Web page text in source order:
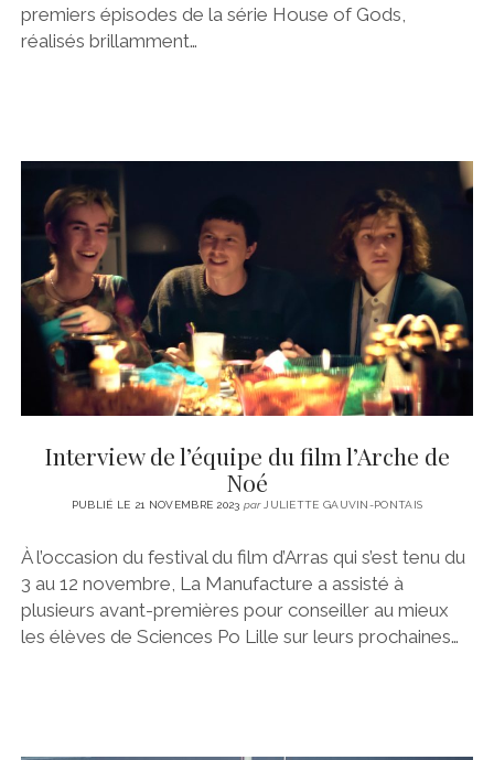
premiers épisodes de la série House of Gods,
réalisés brillamment…
Interview de l’équipe du film l’Arche de
Noé
PUBLIÉ LE 21 NOVEMBRE 2023 parJULIETTE GAUVIN-PONTAIS
À l’occasion du festival du film d’Arras qui s’est tenu du
3 au 12 novembre, La Manufacture a assisté à
plusieurs avant-premières pour conseiller au mieux
les élèves de Sciences Po Lille sur leurs prochaines…